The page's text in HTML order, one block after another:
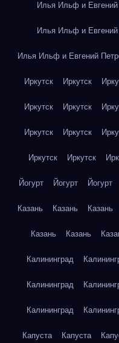
Илья Ильф и
Илья Ильф и
Илья Ильф и Евгений
Иркутск Иркутск
Иркутск Иркутск
Иркутск Иркутск
Иркутск Иркутск
Йогурт Йогурт Йогурт
Казань Казань Казань
Казань Казань
Калининград
Калининград
Калининград
Капуста Капуста